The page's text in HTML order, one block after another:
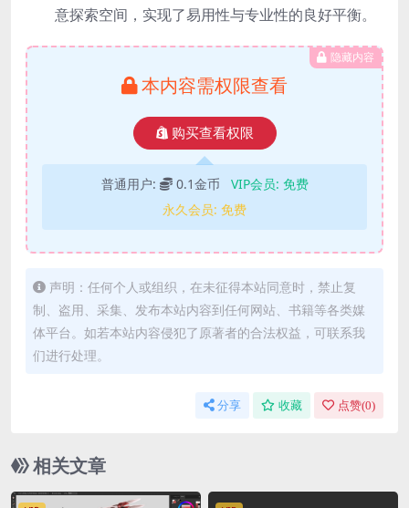
意探索空间，实现了易用性与专业性的良好平衡。
隐藏内容
本内容需权限查看
购买查看权限
普通用户: 0.1金币 VIP会员: 免费
永久会员: 免费
声明：任何个人或组织，在未征得本站同意时，禁止复
制、盗用、采集、发布本站内容到任何网站、书籍等各类媒
体平台。如若本站内容侵犯了原著者的合法权益，可联系我
们进行处理。
分享 收藏 点赞(0)
相关文章